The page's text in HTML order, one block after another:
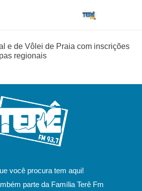
e de Vôlei de Praia com inscrições
regionais
você procura tem aqui!
parte da Família Terê Fm